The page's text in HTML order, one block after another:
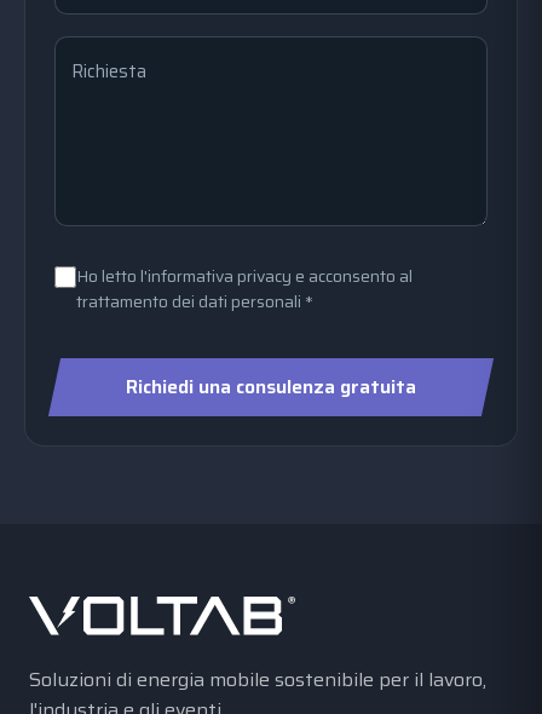
Richiesta
Ho letto l'informativa privacy e acconsento al
trattamento dei dati personali *
Richiedi una consulenza gratuita
Soluzioni di energia mobile sostenibile per il lavoro,